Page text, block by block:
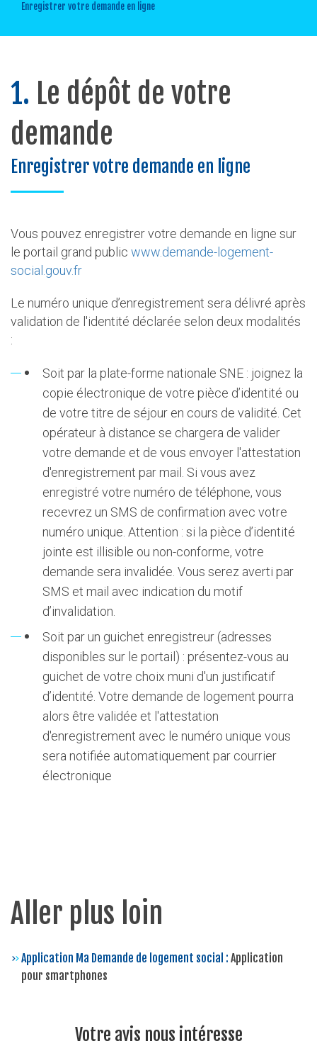
Enregistrer votre demande en ligne
1. Le dépôt de votre
demande
Enregistrer votre demande en ligne
Vous pouvez enregistrer votre demande en ligne sur
le portail grand public www.demande-logement-
social.gouv.fr
Le numéro unique d’enregistrement sera délivré après
validation de l'identité déclarée selon deux modalités
:
Soit par la plate-forme nationale SNE : joignez la
copie électronique de votre pièce d’identité ou
de votre titre de séjour en cours de validité. Cet
opérateur à distance se chargera de valider
votre demande et de vous envoyer l'attestation
d'enregistrement par mail. Si vous avez
enregistré votre numéro de téléphone, vous
recevrez un SMS de confirmation avec votre
numéro unique. Attention : si la pièce d’identité
jointe est illisible ou non-conforme, votre
demande sera invalidée. Vous serez averti par
SMS et mail avec indication du motif
d’invalidation.
Soit par un guichet enregistreur (adresses
disponibles sur le portail) : présentez-vous au
guichet de votre choix muni d'un justificatif
d’identité. Votre demande de logement pourra
alors être validée et l'attestation
d'enregistrement avec le numéro unique vous
sera notifiée automatiquement par courrier
électronique
Aller plus loin
Application Ma Demande de logement social : Application
pour smartphones
Votre avis nous intéresse